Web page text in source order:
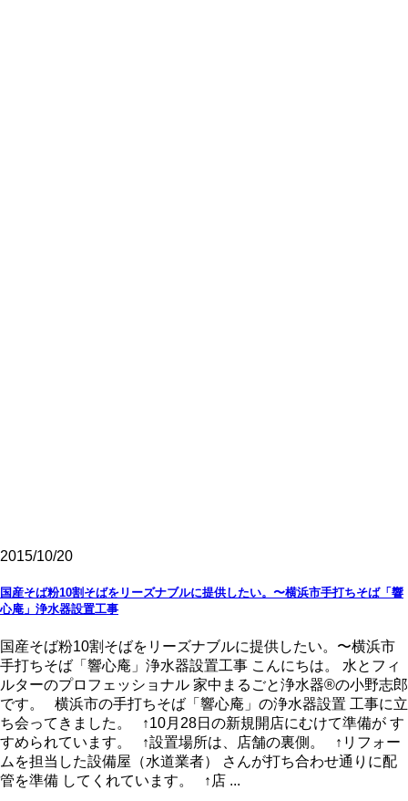
2015/10/20
国産そば粉10割そばをリーズナブルに提供したい。〜横浜市手打ちそば「響
心庵」浄水器設置工事
国産そば粉10割そばをリーズナブルに提供したい。〜横浜市
手打ちそば「響心庵」浄水器設置工事 こんにちは。 水とフィ
ルターのプロフェッショナル 家中まるごと浄水器®の小野志郎
です。 横浜市の手打ちそば「響心庵」の浄水器設置 工事に立
ち会ってきました。 ↑10月28日の新規開店にむけて準備が す
すめられています。 ↑設置場所は、店舗の裏側。 ↑リフォー
ムを担当した設備屋（水道業者） さんが打ち合わせ通りに配
管を準備 してくれています。 ↑店 ...